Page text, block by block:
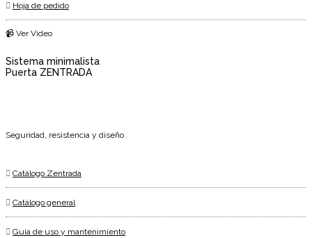
Hoja de pedido
📹 Ver Vídeo
Sistema minimalista
Puerta ZENTRADA
Seguridad, resistencia y diseño
Catálogo Zentrada
Catálogo general
Guía de uso y mantenimiento